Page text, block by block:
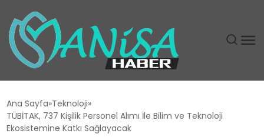
EĞITIM
Ana Sayfa Teknoloji
TÜBİTAK, 737 Kişilik Personel Alımı İle Bilim ve Teknoloji
Ekosistemine Katkı Sağlayacak